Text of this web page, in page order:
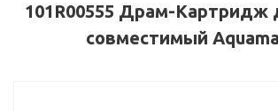
101R00555 Драм-Картридж
совместимый